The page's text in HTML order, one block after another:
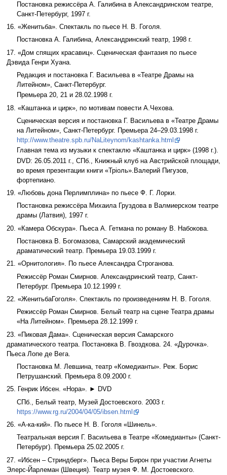
Постановка режиссёра А. Галибина в Александринском театре,
Санкт-Петербург, 1997 г.
16. «Женитьба». Спектакль по пьесе Н. В. Гоголя.
Постановка А. Галибина, Александринский театр, 1998 г.
17. «Дом спящих красавиц». Сценическая фантазия по пьесе
Дэвида Генри Хуана.
Редакция и постановка Г. Васильева в «Театре Драмы на
Литейном», Санкт-Петербург.
Премьера 20, 21 и 28.02.1998 г.
18. «Каштанка и цирк», по мотивам повести А.Чехова.
Сценическая версия и постановка Г. Васильева в «Театре Драмы
на Литейном», Санкт-Петербург. Премьера 24–29.03.1998 г.
http://www.theatre.spb.ru/NaLiteynom/kashtanka.html
Главная тема из музыки к спектаклю «Каштанка и цирк» (1998 г.).
DVD: 26.05.2011 г., СПб., Книжный клуб на Австрийской площади,
во время презентации книги «Трiоль».Валерий Пигузов,
фортепиано.
19. «Любовь дона Перлимплина» по пьесе Ф. Г. Лорки.
Постановка режиссёра Михаила Груздова в Валмиерском театре
драмы (Латвия), 1997 г.
20. «Камера Обскура». Пьеса А. Гетмана по роману В. Набокова.
Постановка В. Богомазова, Самарский академический
драматический театр. Премьера 19.03.1999 г.
21. «Орнитология». По пьесе Александра Строганова.
Режиссёр Роман Смирнов. Александринский театр, Санкт-
Петербург. Премьера 10.12.1999 г.
22. «ЖенитьбаГоголя». Спектакль по произведениям Н. В. Гоголя.
Режиссёр Роман Смирнов. Белый театр на сцене Театра драмы
«На Литейном». Премьера 28.12.1999 г.
23. «Пиковая Дама». Сценическая версия Самарского
драматического театра. Постановка В. Гвоздкова. 24. «Дурочка».
Пьеса Лопе де Вега.
Постановка М. Левшина, театр «Комедианты». Реж. Борис
Петрушанский. Премьера 8.09.2000 г.
25. Генрик Ибсен. «Нора». ► DVD
СПб., Белый театр, Музей Достоевского. 2003 г.
https://www.rg.ru/2004/04/05/ibsen.html
26. «А-ка-кий». По пьесе Н. В. Гоголя «Шинель».
Театральная версия Г. Васильева в Театре «Комедианты» (Санкт-
Петербург). Премьера 25.02.2005 г.
27. «Ибсен – Стриндберг». Пьеса Веры Бирон при участии Агнеты
Элерс-Йарлеман (Швеция). Театр музея Ф. М. Достоевского.